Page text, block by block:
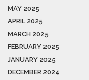
MAY 2025
APRIL 2025
MARCH 2025
FEBRUARY 2025
JANUARY 2025
DECEMBER 2024